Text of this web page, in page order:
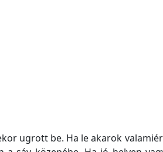
ugrott be. Ha le akarok